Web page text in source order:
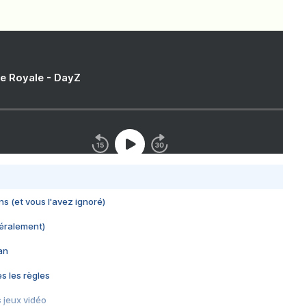
Royale - DayZ
(et vous l'avez ignoré)
les règles
jeux vidéo